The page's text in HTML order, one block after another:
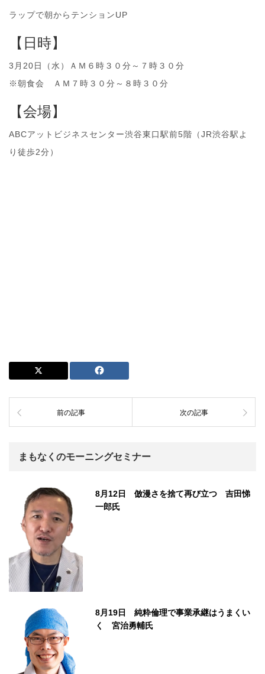
ラップで朝からテンションUP
【日時】
3月20日（水）ＡＭ６時３０分～７時３０分
※朝食会 ＡＭ７時３０分～８時３０分
【会場】
ABCアットビジネスセンター渋谷東口駅前5階（JR渋谷駅よ
り徒歩2分）
前の記事 次の記事
まもなくのモーニングセミナー
8月12日 倣漫さを捨て再び立つ 吉田悌
一郎氏
8月19日 純粋倫理で事業承継はうまくい
く 宮治勇輔氏